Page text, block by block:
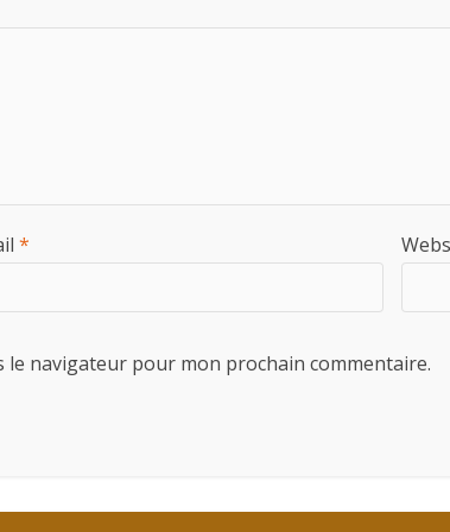
*
navigateur pour mon prochain commentaire.